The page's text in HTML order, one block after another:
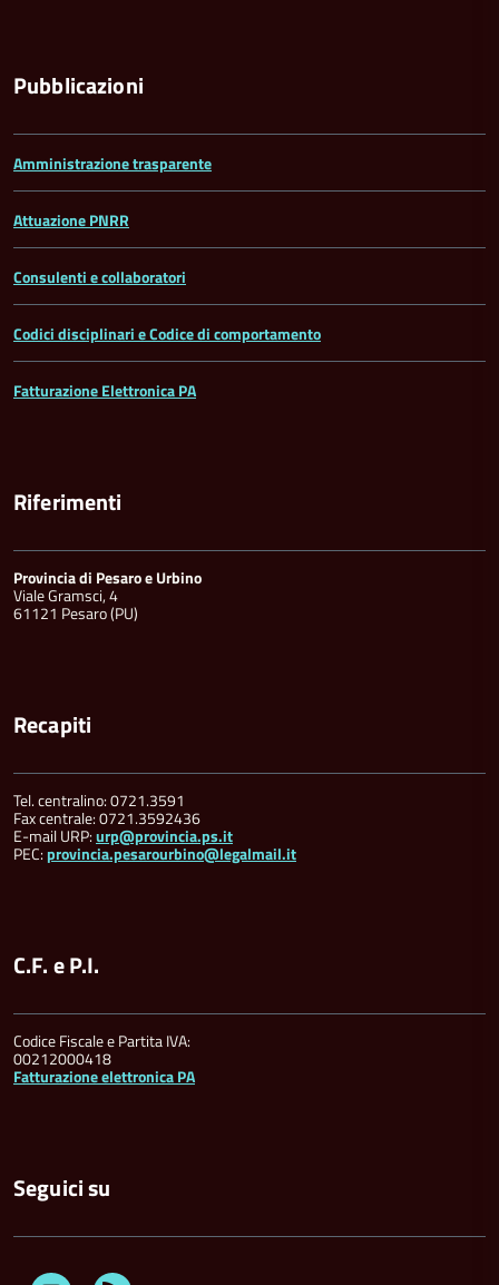
Pubblicazioni
Amministrazione trasparente
Attuazione PNRR
Consulenti e collaboratori
Codici disciplinari e Codice di comportamento
Fatturazione Elettronica PA
Riferimenti
Provincia di Pesaro e Urbino
Viale Gramsci, 4
61121 Pesaro (PU)
Recapiti
Tel. centralino: 0721.3591
Fax centrale: 0721.3592436
E-mail URP:urp@provincia.ps.it
PEC:provincia.pesarourbino@legalmail.it
C.F. e P.I.
Codice Fiscale e Partita IVA:
00212000418
Fatturazione elettronica PA
Seguici su